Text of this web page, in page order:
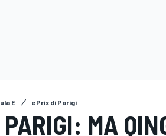
E ePrix di Parigi
MA